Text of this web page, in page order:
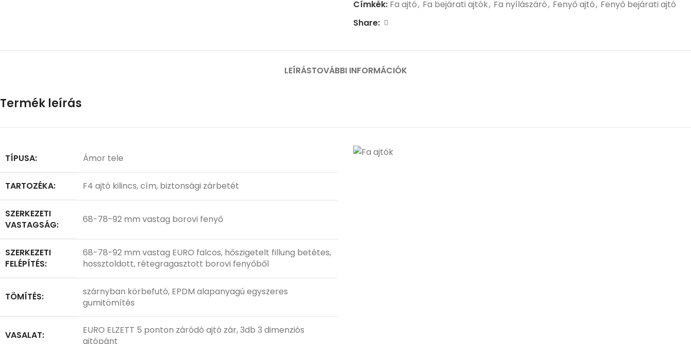
Címkék: Fa ajtó, Fa bejárati ajtók, Fa nyílászáró, Fenyő ajtó, Fenyő bejárati ajtó
Share:
LEÍRÁSTOVÁBBI INFORMÁCIÓK
Termék leírás
TÍPUSA: Ámor tele
TARTOZÉKA: F4 ajtó kilincs, cím, biztonsági zárbetét
SZERKEZETI
VASTAGSÁG:
68-78-92 mm vastag borovi fenyő
SZERKEZETI
FELÉPÍTÉS:
68-78-92 mm vastag EURO falcos, hőszigetelt fillung betétes,
hossztoldott, rétegragasztott borovi fenyőből
TÖMÍTÉS:
szárnyban körbefutó, EPDM alapanyagú egyszeres
gumitömítés
VASALAT:
EURO ELZETT 5 ponton záródó ajtó zár, 3db 3 dimenziós
ajtópánt